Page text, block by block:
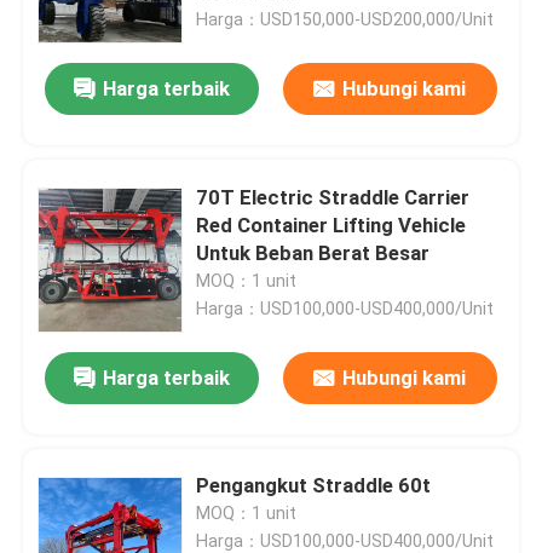
Rumah
Harga：USD150,000-USD200,000/Unit
Harga terbaik Hubungi kami
70T Electric Straddle Carrier
Red Container Lifting Vehicle
Untuk Beban Berat Besar
MOQ：1 unit
Harga：USD100,000-USD400,000/Unit
Harga terbaik Hubungi kami
Pengangkut Straddle 60t
MOQ：1 unit
Harga：USD100,000-USD400,000/Unit